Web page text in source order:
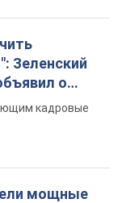
Зеленский
о
кадровые
мощные